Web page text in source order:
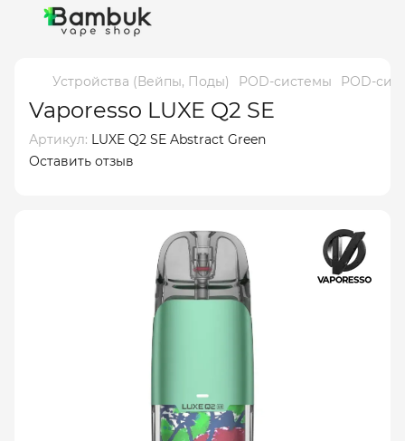
Устройства (Вейпы, Поды) POD-системы POD-
Vaporesso LUXE Q2 SE
Артикул: LUXE Q2 SE Abstract Green
Оставить отзыв